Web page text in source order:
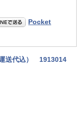
Pocket
送代込） 1913014